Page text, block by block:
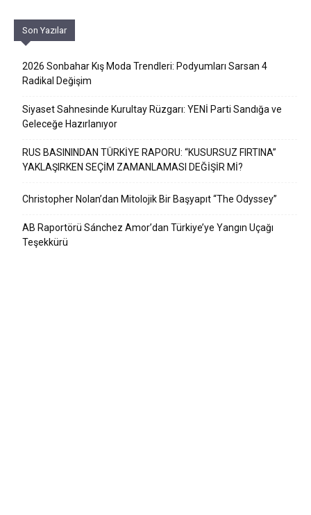
Son Yazılar
2026 Sonbahar Kış Moda Trendleri: Podyumları Sarsan 4
Radikal Değişim
Siyaset Sahnesinde Kurultay Rüzgarı: YENİ Parti Sandığa ve
Geleceğe Hazırlanıyor
RUS BASININDAN TÜRKİYE RAPORU: “KUSURSUZ FIRTINA”
YAKLAŞIRKEN SEÇİM ZAMANLAMASI DEĞİŞİR Mİ?
Christopher Nolan’dan Mitolojik Bir Başyapıt “The Odyssey”
AB Raportörü Sánchez Amor’dan Türkiye’ye Yangın Uçağı
Teşekkürü